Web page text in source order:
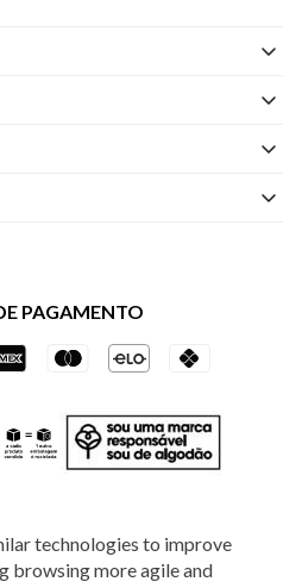
technologies to improve
browsing more agile and
PAGAMENTO